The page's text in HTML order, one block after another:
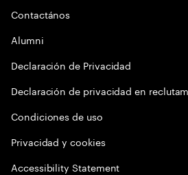
Contactános
Alumni
Declaración de Privacidad
Declaración de privacidad en
Condiciones de uso
Privacidad y cookies
Accessibility Statement